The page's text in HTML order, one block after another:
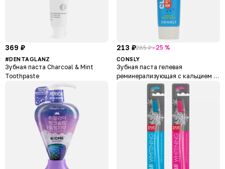
369 ₽
#DENTAGLANZ
Зубная паста Charcoal & Mint
Toothpaste
213 ₽285 ₽–25 %
CONSLY
Зубная паста гелевая
реминерализующая с кальцием и
натуральной морской солью
Clean & Fresh